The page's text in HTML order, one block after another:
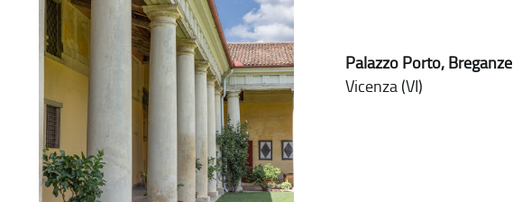
Palazzo Porto, Breganze
Vicenza (VI)